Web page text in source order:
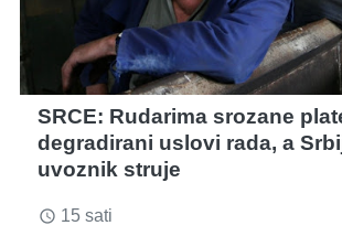
SRCE: Rudarima srozane
degradirani uslovi rada, a
uvoznik struje
access_time 15 sati